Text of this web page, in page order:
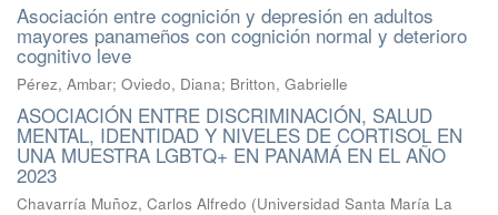
Asociación entre cognición y depresión en adultos
mayores panameños con cognición normal y deterioro
cognitivo leve
Pérez, Ambar; Oviedo, Diana; Britton, Gabrielle
ASOCIACIÓN ENTRE DISCRIMINACIÓN, SALUD
MENTAL, IDENTIDAD Y NIVELES DE CORTISOL EN
UNA MUESTRA LGBTQ+ EN PANAMÁ EN EL AÑO
2023
Chavarría Muñoz, Carlos Alfredo (Universidad Santa María La